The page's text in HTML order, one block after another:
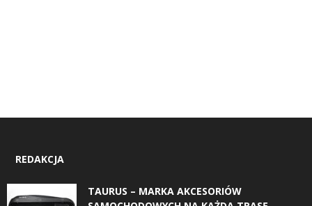
REDAKCJA
TAURUS – MARKA AKCESORIÓW